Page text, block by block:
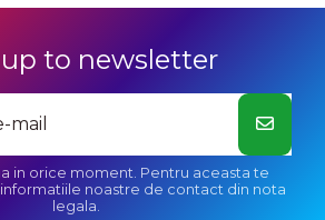
to newsletter
in orice moment. Pentru aceasta te
noastre de contact din nota
legala.